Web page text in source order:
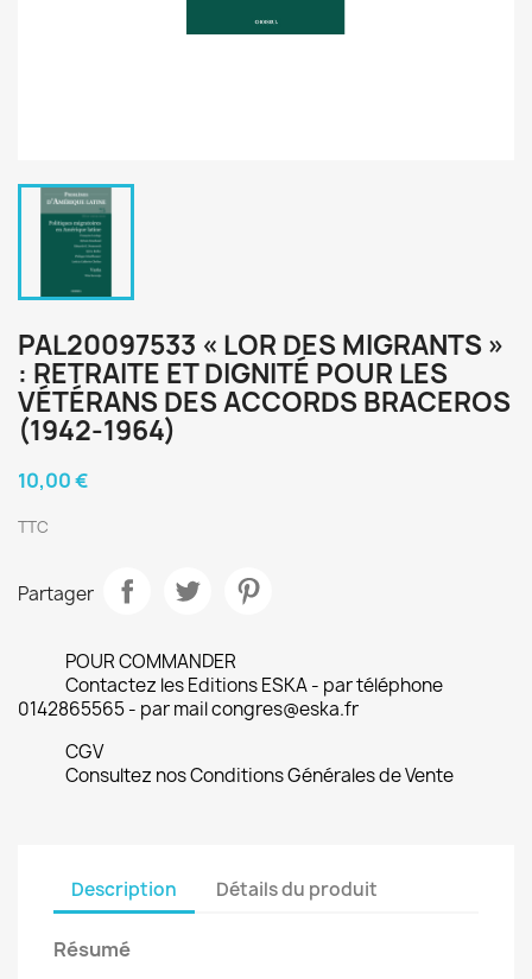
PAL20097533 « LOR DES MIGRANTS »
: RETRAITE ET DIGNITÉ POUR LES
VÉTÉRANS DES ACCORDS BRACEROS
(1942-1964)
10,00 €
TTC
Partager
POUR COMMANDER
Contactez les Editions ESKA - par téléphone
0142865565 - par mail congres@eska.fr
CGV
Consultez nos Conditions Générales de Vente
Description Détails du produit
Résumé